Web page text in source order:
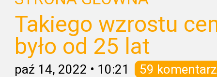
Takiego wzrostu
było od 25 lat
paź 14, 2022 • 10:21 59